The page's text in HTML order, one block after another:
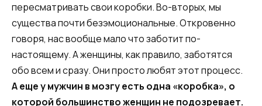
пересматривать свои коробки. Во-вторых, мы
существа почти безэмоциональные. Откровенно
говоря, нас вообще мало что заботит по-
настоящему. А женщины, как правило, заботятся
обо всем и сразу. Они просто любят этот процесс.
А еще у мужчин в мозгу есть одна «коробка», о
которой большинство женщин не подозревает.